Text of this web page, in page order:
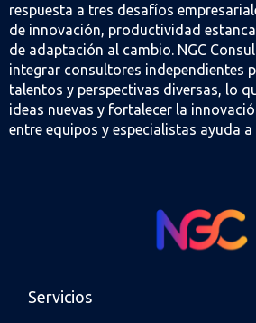
respuesta a tres desafíos
de innovación, productividad
de adaptación al cambio. NGC
integrar consultores independientes
talentos y perspectivas diversas, lo
ideas nuevas y fortalecer la
entre equipos y especialistas ayuda
Servicios